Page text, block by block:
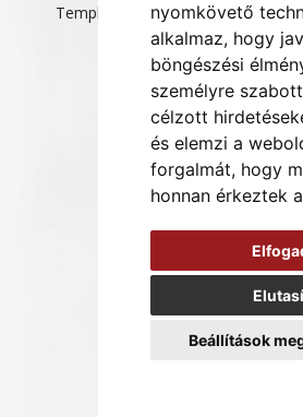
nyomkövető
alkalmaz, hogy
böngészési
személyre
célzott
és elemzi a
forgalmát, hogy
honnan érkeztek
Beállítások
Templom-tér 2026
Általános
Adatvédelmi